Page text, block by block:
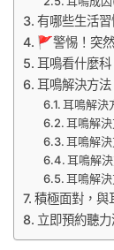
有哪些生活
🚩警惕！突
耳鳴看什麼
耳鳴解決方
耳鳴解決
耳鳴解
耳鳴解
耳鳴解
耳鳴解
積極面對，與
立即預約聽